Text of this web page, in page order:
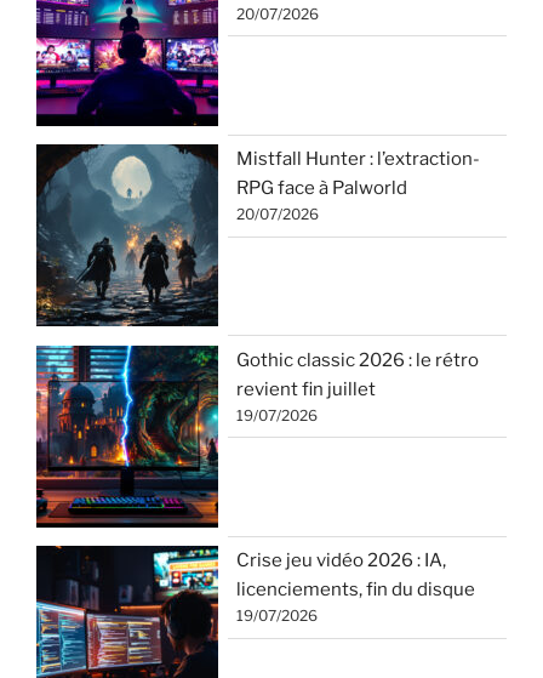
20/07/2026
Mistfall Hunter : l’extraction-
RPG face à Palworld
20/07/2026
Gothic classic 2026 : le rétro
revient fin juillet
19/07/2026
Crise jeu vidéo 2026 : IA,
licenciements, fin du disque
19/07/2026